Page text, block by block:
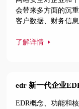
会带来多方面的沉
客户数据、财务信
不可避免，企业可
了解详情
edr 新一代企业
EDR概念、功能和